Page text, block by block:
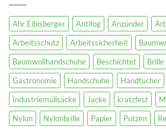
Ahr Eibisberger Antifog Anzünder
Arbeitsschutz
Arbeitssicherheit
Baumwollhandschuhe
Beschichtet Brille
Gastronomie
Handschuhe Handtücher
Industriemüllsäcke
Jacke kratzfest
Nylon
Nylonbrille Papier Putzen